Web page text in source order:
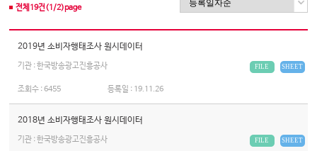
전체 19건(1 /2)page
2019년 소비자행태조사 원시데이터
기관 : 한국방송광고진흥공사 SHEET
FILE
조회수 :6455 등록일 : 19.11.26
2018년 소비자행태조사 원시데이터
기관 : 한국방송광고진흥공사 SHEET
FILE